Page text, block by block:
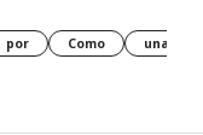
por Como una